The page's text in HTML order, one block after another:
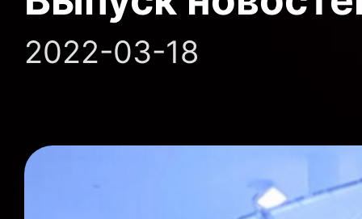
2022-03-18